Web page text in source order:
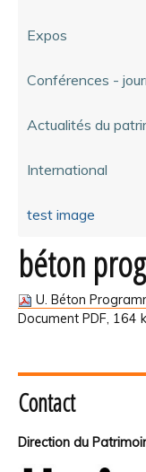
Expos
Conférences -
Actualités du
International
test image
béton
U. Béton
Document PDF, 164
Contact
Direction du